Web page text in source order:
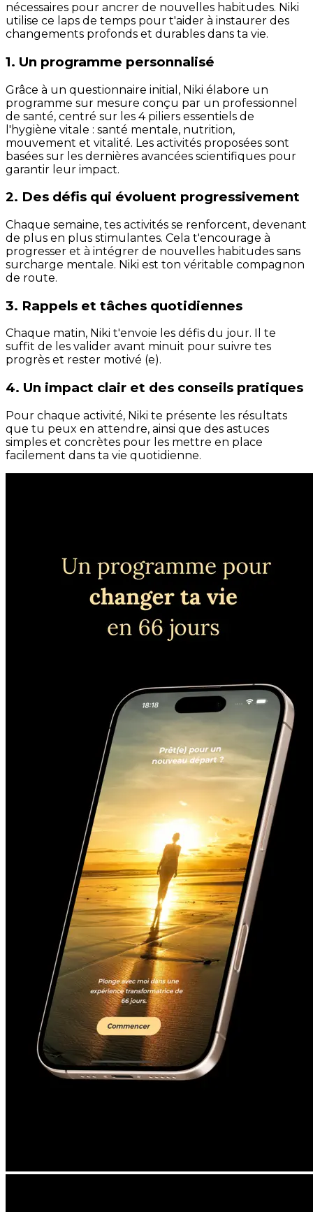
nécessaires pour ancrer de nouvelles habitudes. Niki
utilise ce laps de temps pour t'aider à instaurer des
changements profonds et durables dans ta vie.
1. Un programme personnalisé
Grâce à un questionnaire initial, Niki élabore un
programme sur mesure conçu par un professionnel
de santé, centré sur les 4 piliers essentiels de
l'hygiène vitale : santé mentale, nutrition,
mouvement et vitalité. Les activités proposées sont
basées sur les dernières avancées scientifiques pour
garantir leur impact.
2. Des défis qui évoluent progressivement
Chaque semaine, tes activités se renforcent, devenant
de plus en plus stimulantes. Cela t'encourage à
progresser et à intégrer de nouvelles habitudes sans
surcharge mentale. Niki est ton véritable compagnon
de route.
3. Rappels et tâches quotidiennes
Chaque matin, Niki t'envoie les défis du jour. Il te
suffit de les valider avant minuit pour suivre tes
progrès et rester motivé (e).
4. Un impact clair et des conseils pratiques
Pour chaque activité, Niki te présente les résultats
que tu peux en attendre, ainsi que des astuces
simples et concrètes pour les mettre en place
facilement dans ta vie quotidienne.